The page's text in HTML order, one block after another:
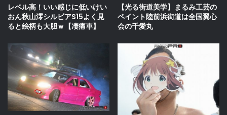
レベル高！いい感じに低いけい
おん秋山澪シルビアS15よく見
ると絵柄も大胆ｗ【凄痛車】
【光る街道美学】まるみ工芸の
ペイント陸前浜街道は全国翼心
会の千愛丸